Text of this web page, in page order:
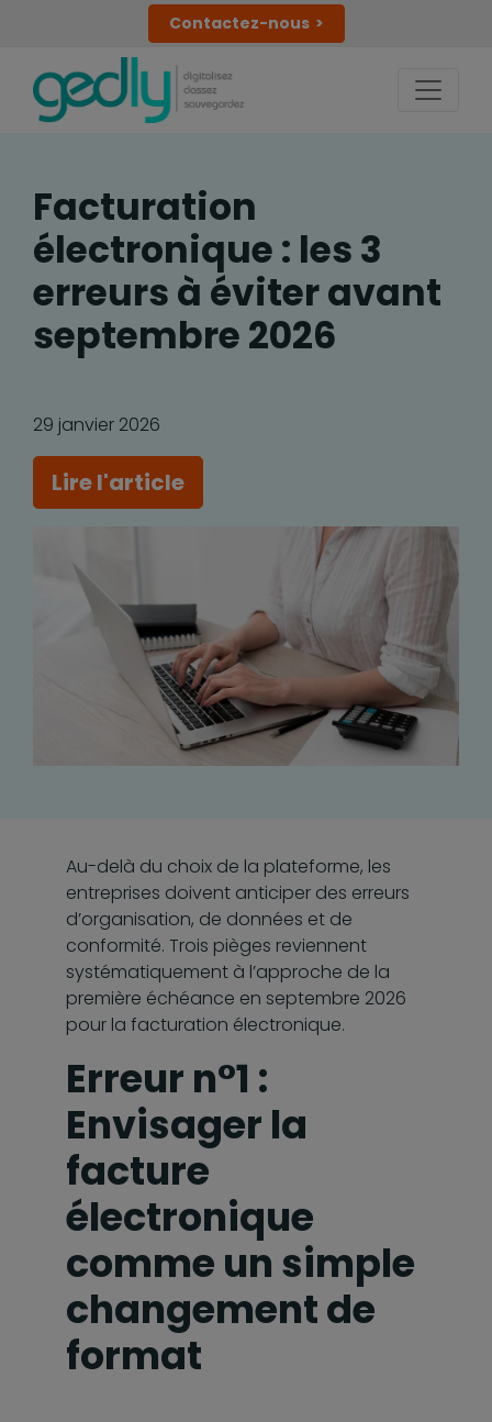
Contactez-nous
Facturation
électronique : les 3
erreurs à éviter avant
septembre 2026
29 janvier 2026
Lire l'article
Au-delà du choix de la plateforme, les
entreprises doivent anticiper des erreurs
d’organisation, de données et de
conformité. Trois pièges reviennent
systématiquement à l’approche de la
première échéance en septembre 2026
pour la facturation électronique.
Erreur n°1 :
Envisager la
facture
électronique
comme un simple
changement de
format